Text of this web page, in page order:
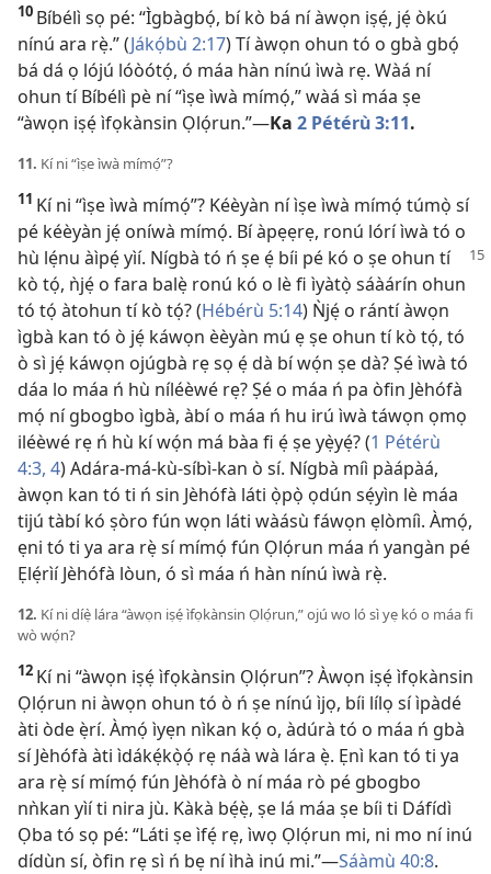
10 Bíbélì sọ pé: “Ìgbàgbọ́, bí kò bá ní àwọn iṣẹ́, jẹ́ òkú
nínú ara rẹ̀.” (Jákọ́bù 2:17) Tí àwọn ohun tó o gbà gbọ́
bá dá ọ lójú lóòótọ́, ó máa hàn nínú ìwà rẹ. Wàá ní
ohun tí Bíbélì pè ní “ìṣe ìwà mímọ́,” wàá sì máa ṣe
“àwọn iṣẹ́ ìfọkànsin Ọlọ́run.”​—Ka 2 Pétérù 3:11.
11. Kí ni “ìṣe ìwà mímọ́”?
11 Kí ni “ìṣe ìwà mímọ́”? Kéèyàn ní ìṣe ìwà mímọ́ túmọ̀ sí
pé kéèyàn jẹ́ oníwà mímọ́. Bí àpẹẹrẹ, ronú lórí ìwà tó o
hù lẹ́nu àìpẹ́ yìí. Nígbà tó ń ṣe ẹ́ bíi pé kó o ṣe ohun tí
kò tọ́, ǹjẹ́ o fara balẹ̀ ronú kó o lè fi ìyàtọ̀ sáàárín ohun
tó tọ́ àtohun tí kò tọ́? (Hébérù 5:14) Ǹjẹ́ o rántí àwọn
ìgbà kan tó ò jẹ́ káwọn èèyàn mú ẹ ṣe ohun tí kò tọ́, tó
ò sì jẹ́ káwọn ojúgbà rẹ sọ ẹ́ dà bí wọ́n ṣe dà? Ṣé ìwà tó
dáa lo máa ń hù níléèwé rẹ? Ṣé o máa ń pa òfin Jèhófà
mọ́ ní gbogbo ìgbà, àbí o máa ń hu irú ìwà táwọn ọmọ
iléèwé rẹ ń hù kí wọ́n má bàa fi ẹ́ ṣe yẹ̀yẹ́? (1 Pétérù
4:3, 4) Adára-má-kù-síbì-kan ò sí. Nígbà míì pàápàá,
àwọn kan tó ti ń sin Jèhófà láti ọ̀pọ̀ ọdún sẹ́yìn lè máa
tijú tàbí kó ṣòro fún wọn láti wàásù fáwọn ẹlòmíì. Àmọ́,
ẹni tó ti ya ara rẹ̀ sí mímọ́ fún Ọlọ́run máa ń yangàn pé
Ẹlẹ́rìí Jèhófà lòun, ó sì máa ń hàn nínú ìwà rẹ̀.
12. Kí ni díẹ̀ lára “àwọn iṣẹ́ ìfọkànsin Ọlọ́run,” ojú wo ló sì yẹ kó o máa fi
wò wọ́n?
12 Kí ni “àwọn iṣẹ́ ìfọkànsin Ọlọ́run”? Àwọn iṣẹ́ ìfọkànsin
Ọlọ́run ni àwọn ohun tó ò ń ṣe nínú ìjọ, bíi lílọ sí ìpàdé
àti òde ẹ̀rí. Àmọ́ ìyẹn nìkan kọ́ o, àdúrà tó o máa ń gbà
sí Jèhófà àti ìdákẹ́kọ̀ọ́ rẹ náà wà lára ẹ̀. Ẹnì kan tó ti ya
ara rẹ̀ sí mímọ́ fún Jèhófà ò ní máa rò pé gbogbo
nǹkan yìí ti nira jù. Kàkà bẹ́ẹ̀, ṣe lá máa ṣe bíi ti Dáfídì
Ọba tó sọ pé: “Láti ṣe ìfẹ́ rẹ, ìwọ Ọlọ́run mi, ni mo ní inú
dídùn sí, òfin rẹ sì ń bẹ ní ìhà inú mi.”—Sáàmù 40:8.